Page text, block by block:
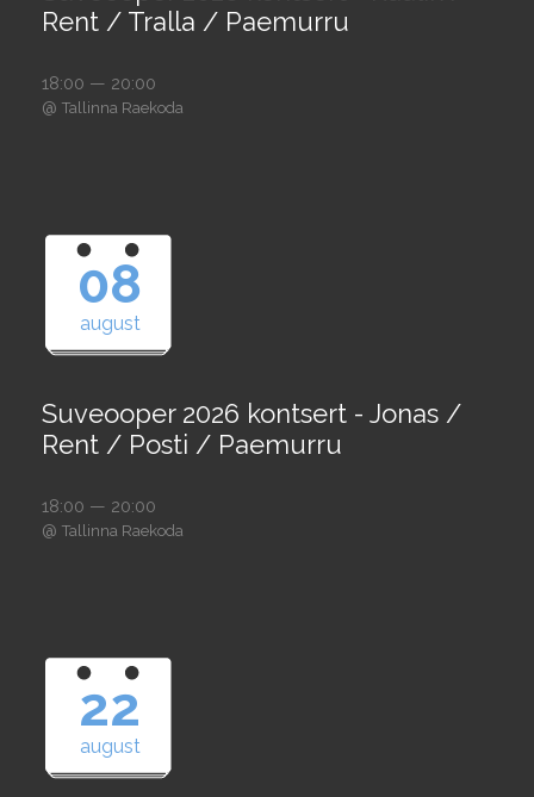
Rent / Tralla / Paemurru
18:00 — 20:00
@ Tallinna Raekoda
08
august
Suveooper 2026 kontsert - Jonas /
Rent / Posti / Paemurru
18:00 — 20:00
@ Tallinna Raekoda
22
august